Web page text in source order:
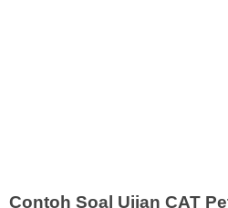
Contoh Soal Ujian CAT